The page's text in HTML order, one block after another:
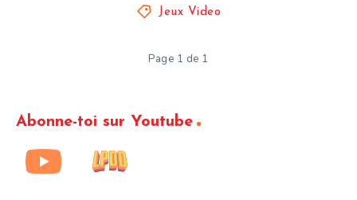
Jeux Video
Page 1 de 1
Abonne-toi sur Youtube